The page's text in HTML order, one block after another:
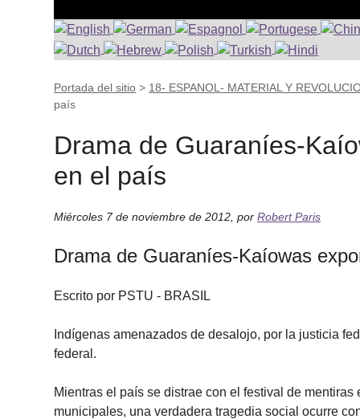
Portada del sitio > 18- ESPANOL- MATERIAL Y
país
Drama de Guaraníes-
en el país
Miércoles 7 de noviembre de 2012 ,porRobert Paris
Drama de Guaraníes-Kaíowas
Escrito por PSTU - BRASIL
Indígenas amenazados de desalojo, por la justicia
federal.
Mientras el país se distrae con el festival de
municipales, una verdadera tragedia social ocurre